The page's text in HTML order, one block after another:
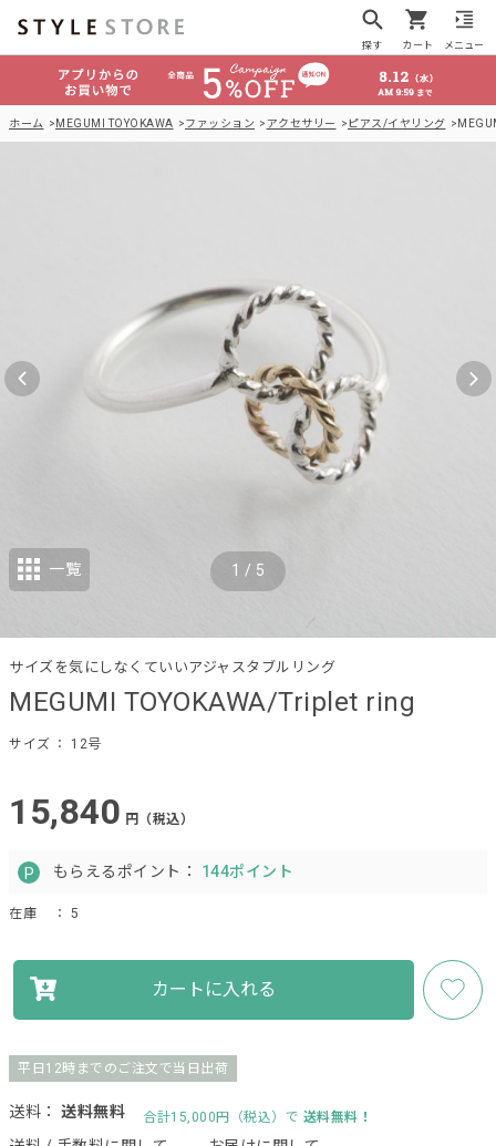
探す カート メニュー
ホーム MEGUMI TOYOKAWA ファッション アクセサリー ピアス/イヤリング
MEGUMI TOYOKAWA/Triplet ring
サイズを気にしなくていいアジャスタブルリング
サイズ ： 12号
15,840 円（税込）
もらえるポイント： 144ポイント
在庫 ： 5
カートに入れる
平日12時までのご注文で当日出荷
送料： 送料無料 合計15,000円（税込）で 送料無料！
1 / 5
一覧